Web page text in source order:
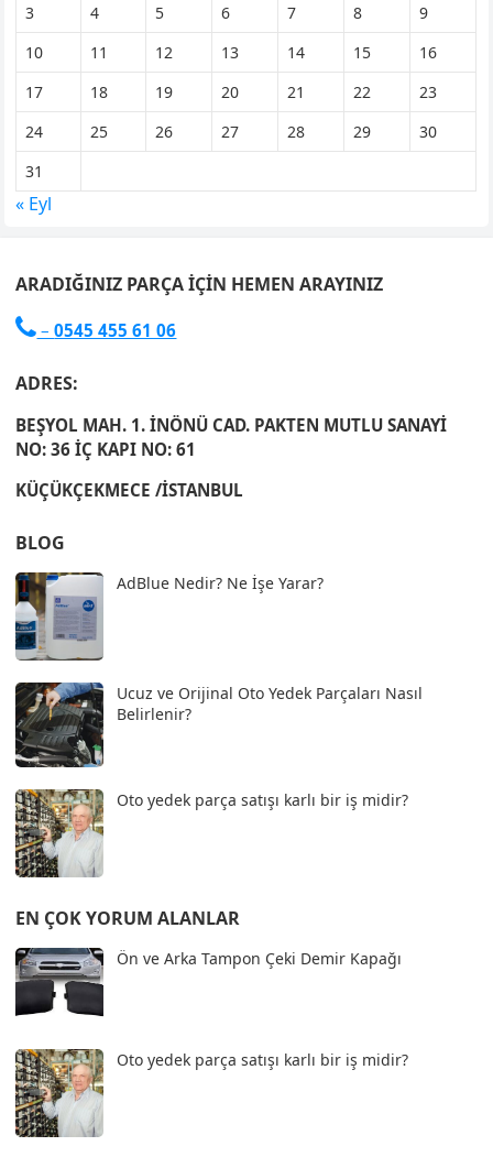
3
4 5 6 7 8
9
10
11 12 13 14 15
16
17
18 19 20 21 22
23
24
25 26 27 28 29
30
31
« Eyl
ARADIĞINIZ PARÇA İÇIN HEMEN ARAYINIZ
 –0545 455 61 06
ADRES:
BEŞYOL MAH. 1. İNÖNÜ CAD. PAKTEN MUTLU SANAYİ
NO: 36 İÇ KAPI NO: 61
KÜÇÜKÇEKMECE /İSTANBUL
BLOG
AdBlue Nedir? Ne İşe Yarar?
Ucuz ve Orijinal Oto Yedek Parçaları Nasıl
Belirlenir?
Oto yedek parça satışı karlı bir iş midir?
EN ÇOK YORUM ALANLAR
Ön ve Arka Tampon Çeki Demir Kapağı
Oto yedek parça satışı karlı bir iş midir?